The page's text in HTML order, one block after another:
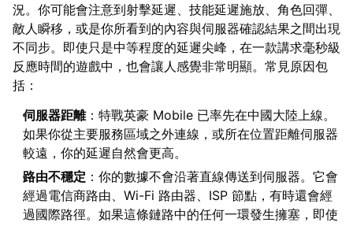
況。你可能會注意到射擊延遲、技能延遲施放、角色回彈、
敵人瞬移，或是你所看到的內容與伺服器確認結果之間出現
不同步。即使只是中等程度的延遲尖峰，在一款講求毫秒級
反應時間的遊戲中，也會讓人感覺非常明顯。常見原因包
括：
伺服器距離：特戰英豪 Mobile 已率先在中國大陸上線。
如果你從主要服務區域之外連線，或所在位置距離伺服器
較遠，你的延遲自然會更高。
路由不穩定 ：你的數據不會沿著直線傳送到伺服器。它會
經過電信商路由、Wi-Fi 路由器、ISP 節點，有時還會經
過國際路徑。如果這條鏈路中的任何一環發生擁塞，即使